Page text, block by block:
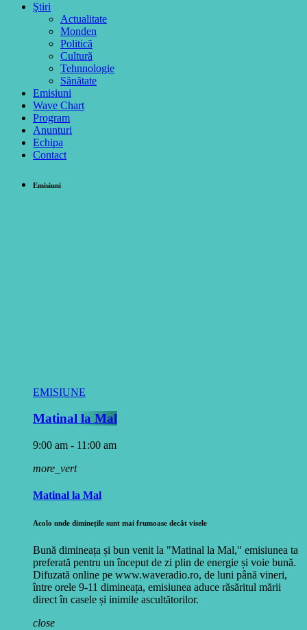
Ştiri
Actualitate
Monden
Politică
Cultură
Tehnnologie
Sănătate
Emisiuni
Wave Chart
Program
Anunturi
Echipa
Contact
Emisiuni
EMISIUNE
Matinal la Mal
9:00 am - 11:00 am
more_vert
Matinal la Mal
Acolo unde diminețile sunt mai frumoase decât visele
Bună dimineața și bun venit la "Matinal la Mal," emisiunea ta
preferată pentru un început de zi plin de energie și voie bună.
Difuzată online pe www.waveradio.ro, de luni până vineri,
între orele 9-11 dimineața, emisiunea aduce răsăritul mării
direct în casele și inimile ascultătorilor.
close